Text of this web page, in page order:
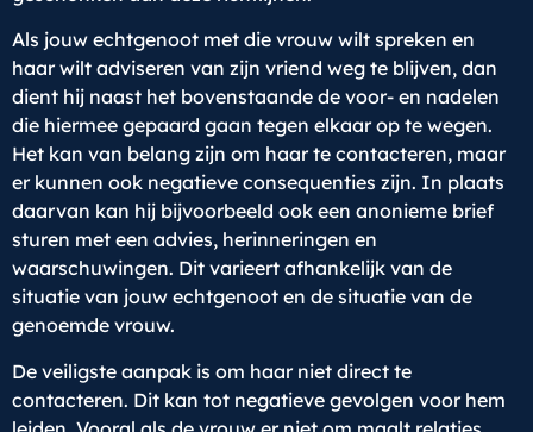
Als jouw echtgenoot met die vrouw wilt spreken en
haar wilt adviseren van zijn vriend weg te blijven, dan
dient hij naast het bovenstaande de voor- en nadelen
die hiermee gepaard gaan tegen elkaar op te wegen.
Het kan van belang zijn om haar te contacteren, maar
er kunnen ook negatieve consequenties zijn. In plaats
daarvan kan hij bijvoorbeeld ook een anonieme brief
sturen met een advies, herinneringen en
waarschuwingen. Dit varieert afhankelijk van de
situatie van jouw echtgenoot en de situatie van de
genoemde vrouw.
De veiligste aanpak is om haar niet direct te
contacteren. Dit kan tot negatieve gevolgen voor hem